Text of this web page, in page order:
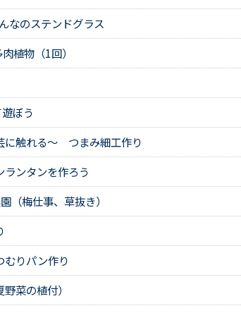
なのステンドグラス
植物（1回）
ぼう
触れる～ つまみ細工作り
ンタンを作ろう
梅仕事、草抜き）
りパン作り
菜の植付）